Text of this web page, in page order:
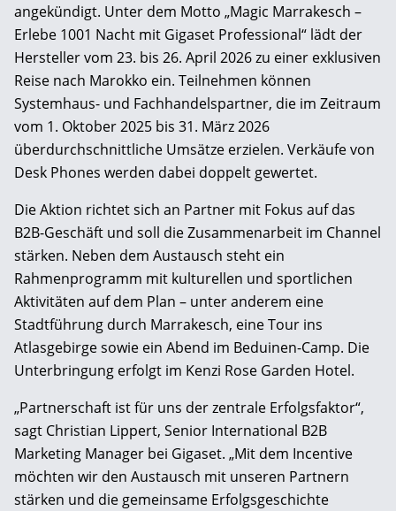
angekündigt. Unter dem Motto „Magic Marrakesch –
Erlebe 1001 Nacht mit Gigaset Professional“ lädt der
Hersteller vom 23. bis 26. April 2026 zu einer exklusiven
Reise nach Marokko ein. Teilnehmen können
Systemhaus- und Fachhandelspartner, die im Zeitraum
vom 1. Oktober 2025 bis 31. März 2026
überdurchschnittliche Umsätze erzielen. Verkäufe von
Desk Phones werden dabei doppelt gewertet.
Die Aktion richtet sich an Partner mit Fokus auf das
B2B-Geschäft und soll die Zusammenarbeit im Channel
stärken. Neben dem Austausch steht ein
Rahmenprogramm mit kulturellen und sportlichen
Aktivitäten auf dem Plan – unter anderem eine
Stadtführung durch Marrakesch, eine Tour ins
Atlasgebirge sowie ein Abend im Beduinen-Camp. Die
Unterbringung erfolgt im Kenzi Rose Garden Hotel.
„Partnerschaft ist für uns der zentrale Erfolgsfaktor“,
sagt Christian Lippert, Senior International B2B
Marketing Manager bei Gigaset. „Mit dem Incentive
möchten wir den Austausch mit unseren Partnern
stärken und die gemeinsame Erfolgsgeschichte